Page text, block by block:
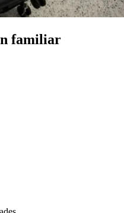
familiar